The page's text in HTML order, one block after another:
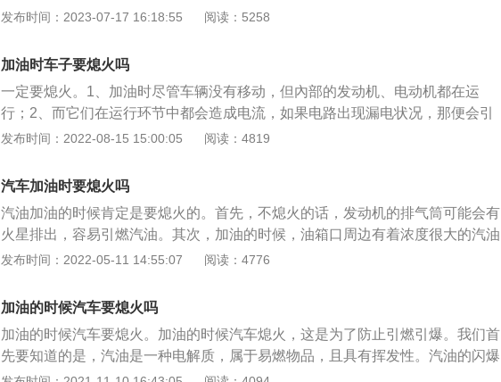
往外排废气，可能夹带火星，容易形成安全隐患；3、运转仪器产生大量热量，
加油的正确步骤是：1、降速缓慢开进加油站，加油后低速驶出加油站；2、熄火
发布时间：2023-07-17 16:18:55 阅读：5258
加油时车子要熄火吗
一定要熄火。1、加油时尽管车辆没有移动，但內部的发动机、电动机都在运
行；2、而它们在运行环节中都会造成电流，如果电路出现漏电状况，那便会引
起燃烧、爆炸等严重后果；3、我们不只是要熄火，还要注意不能接打电话、拍
容易爆炸着火的，哪怕只是一点火星，或是处在温度比较高的环境中，都会着火
能会诱发漏电、点火、静电火花等燃料气体，从而引发火灾事故。此外，引擎仍
然高速运转，尽管车身没有移动。工作中的发动机需要随着电流移动，这时电路
出现短路或漏电状况，非常风险。除了熄火外，加油站禁止在加油场地穿化纤服
险。
发布时间：2022-08-15 15:00:05 阅读：4819
汽车加油时要熄火吗
汽油加油的时候肯定是要熄火的。首先，不熄火的话，发动机的排气筒可能会有
火星排出，容易引燃汽油。其次，加油的时候，油箱口周边有着浓度很大的汽油
蒸汽，有很大几率被引燃。汽车加油的时候不熄火的话，排气筒的尾气还是会不
灾。在加油的时候，汽油蒸汽浓度十分大，如果不熄火的话，发动机运转的任何
一点火花都会引燃引爆。另外，不熄火，发动机运转的话，车内的各个电器就会
有电流流动，如果这时候电路短路的话就很容易引发火灾了。
发布时间：2022-05-11 14:55:07 阅读：4776
加油的时候汽车要熄火吗
加油的时候汽车要熄火。加油的时候汽车熄火，这是为了防止引燃引爆。我们首
先要知道的是，汽油是一种电解质，属于易燃物品，且具有挥发性。汽油的闪爆
点只有50摄氏度，也就是说，当温度到达50度时，汽油就会发生闪爆现象。加油